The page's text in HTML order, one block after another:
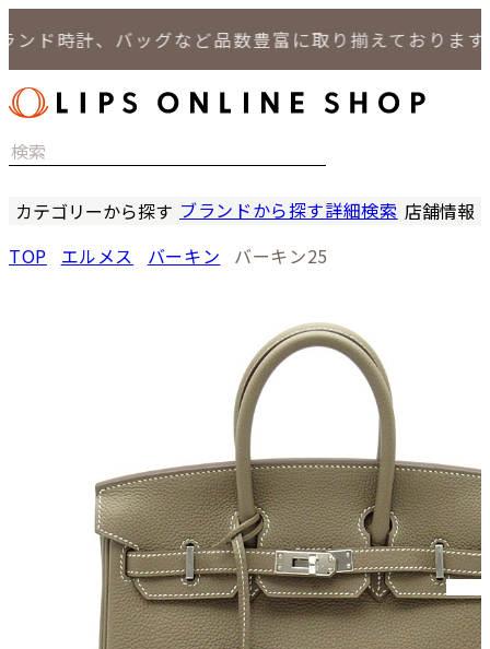
時計、バッグなど品数豊富に取り揃えております。
カテゴリーから探す
バッグ
ブランドから探す詳細検索 店舗情報
TOP エルメス バーキン バーキン25